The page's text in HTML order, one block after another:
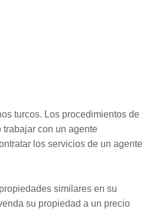
turcos. Los procedimientos de
con un agente
los servicios de un agente
similares en su
su propiedad a un precio